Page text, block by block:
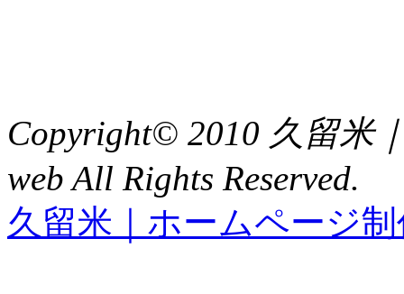
Copyright© 2010 久留米
web All Rights Reserved.
久留米｜ホームページ